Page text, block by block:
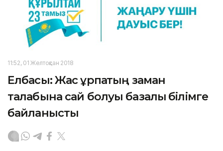
11:52, 01 Желтоқсан 2018
Елбасы: Жас ұрпақтың заман
талабына сай болуы базалық білімге
байланысты